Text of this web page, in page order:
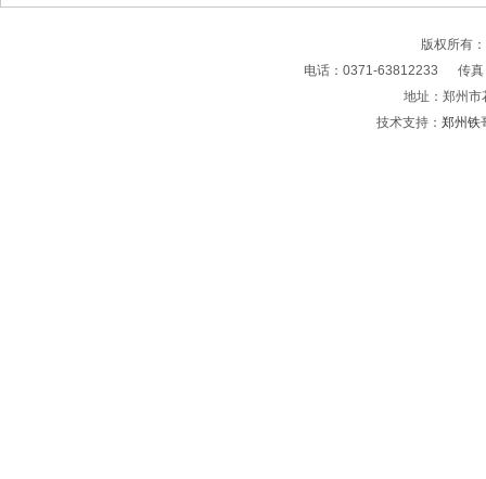
版权所有
电话：0371-63812233 传
地址：郑州
技术支持： 郑州铁